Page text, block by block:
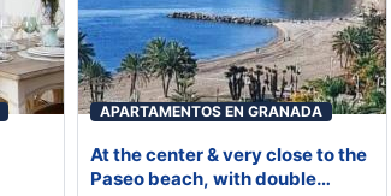
APARTAMENTOS EN GRANADA
At the center & very close to the
Paseo beach, with double